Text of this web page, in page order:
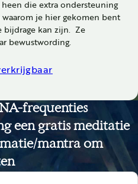
die extra ondersteuning
je hier gekomen bent
bijdrage kan zijn. Ze
bewustwording.
frequenties
een gratis meditatie
mantra om